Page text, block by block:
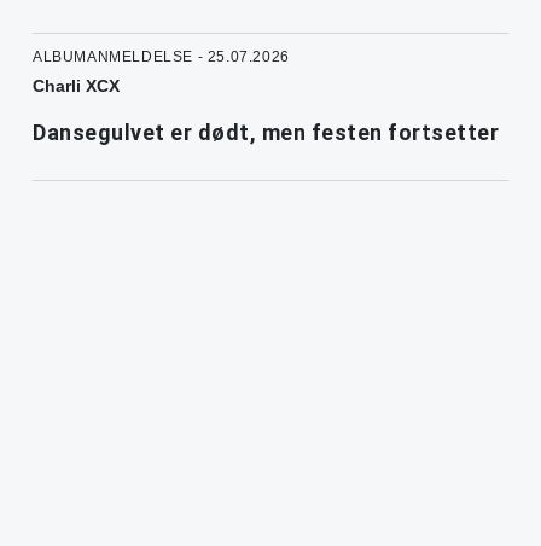
ALBUMANMELDELSE - 25.07.2026
Charli XCX
Dansegulvet er dødt, men festen fortsetter